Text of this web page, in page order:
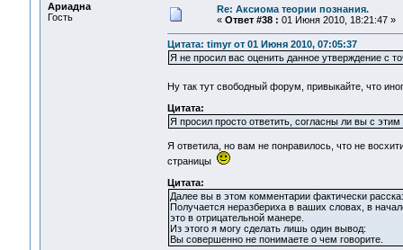
Ариадна
Гость
Re: Аксиома теории познания.
« Ответ #38 : 01 Июня 2010, 18:21:47 »
Цитата: timyr от 01 Июня 2010, 07:05:37
Я не просил вас оценить данное утверждение с
Ну так тут свободный форум, привыкайте, что
Цитата:
Я просил просто ответить, согласны ли вы с
Я ответила, но вам не понравилось, что не
страницы
Цитата:
Далее вы в этом комментарии фактически
Получается неразбериха в ваших словах, в
это в отрицательной манере.
Из этого я могу сделать лишь один вывод:
Вы совершенно не понимаете о чем говорите.